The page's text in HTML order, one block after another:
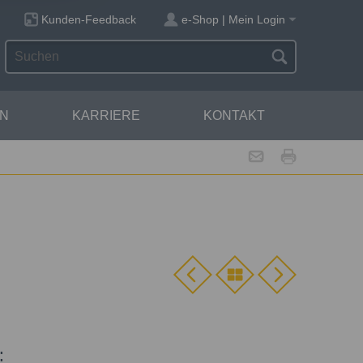
Kunden-Feedback e-Shop | Mein Login
KARRIERE KONTAKT